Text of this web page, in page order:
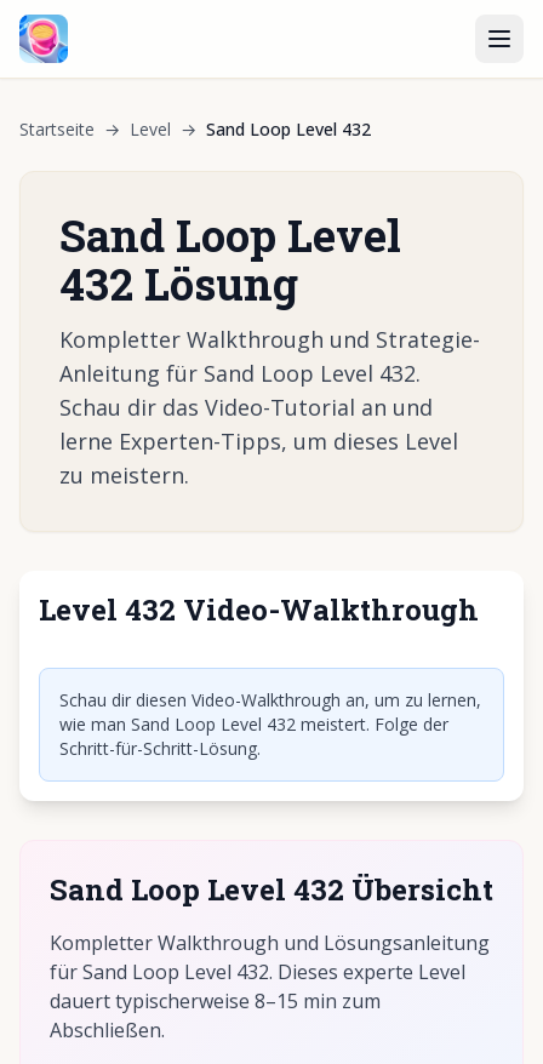
Startseite → Level → Sand Loop Level 432
Sand Loop Level
432 Lösung
Kompletter Walkthrough und Strategie-
Anleitung für Sand Loop Level 432.
Schau dir das Video-Tutorial an und
lerne Experten-Tipps, um dieses Level
zu meistern.
Level 432 Video-Walkthrough
Klicken, um Video abzuspielen
Schau dir diesen Video-Walkthrough an, um zu lernen,
wie man Sand Loop Level 432 meistert. Folge der
Schritt-für-Schritt-Lösung.
Sand Loop Level 432 Übersicht
Kompletter Walkthrough und Lösungsanleitung
für Sand Loop Level 432. Dieses experte Level
dauert typischerweise 8–15 min zum
Abschließen.